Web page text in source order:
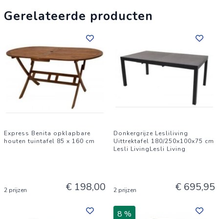
Gerelateerde producten
Express Benita opklapbare
houten tuintafel 85 x 160 cm
2 prijzen € 198,00
Donkergrijze Lesliliving
Uittrektafel 180/250x100x75 cm
Lesli LivingLesli Living
2 prijzen € 695,95
8 %